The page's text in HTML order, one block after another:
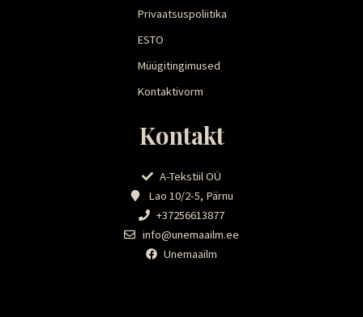
Privaatsuspoliitika
ESTO
Müügitingimused
Kontaktivorm
Kontakt
A-Tekstiil OÜ
Lao 10/2-5, Pärnu
+37256613877
info@unemaailm.ee
Unemaailm